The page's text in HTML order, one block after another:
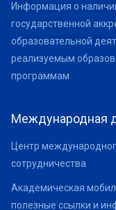
Информация о
государственной
образовательной
реализуемым
программам
Международная
Центр
сотрудничества
Академическая
полезные ссылки и